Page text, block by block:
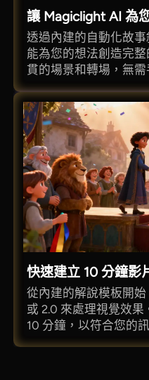
讓 Magiclight AI 為
透過內建的自動化故
能為您的想法創造完
貫的場景和轉場，無
快速建立 10 分鐘影
從內建的解說模板開
或 2.0 來處理視覺效
10 分鐘，以符合您的